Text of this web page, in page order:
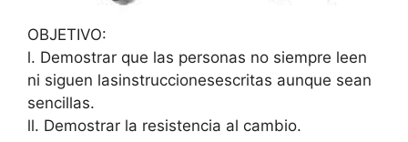
OBJETIVO:
l. Demostrar que las personas no siempre leen
ni siguen lasinstruccionesescritas aunque sean
sencillas.
ll. Demostrar la resistencia al cambio.